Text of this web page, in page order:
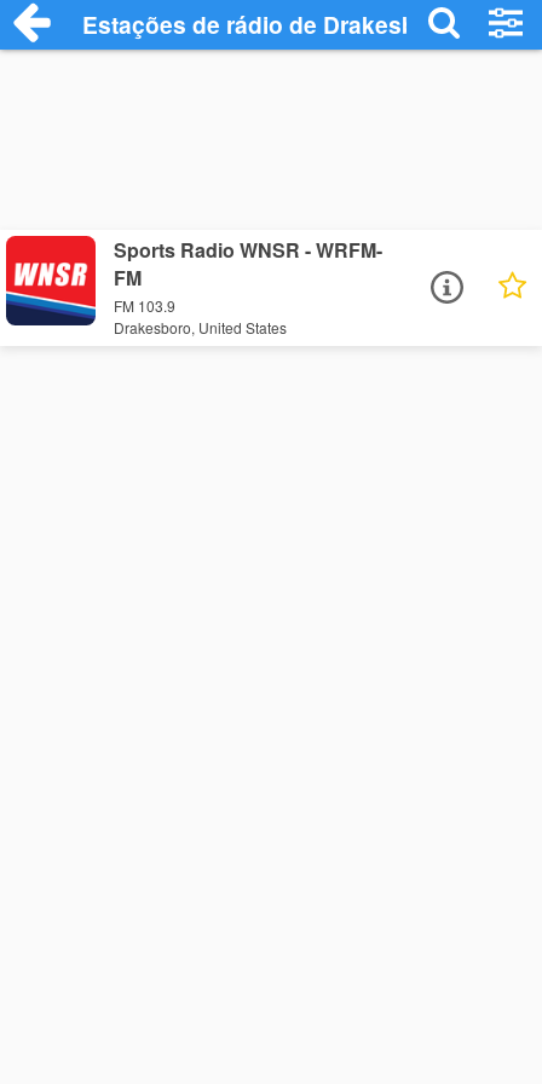
Estações de rádio de Drakesboro - Ouça
Sports Radio WNSR - WRFM-
FM
FM 103.9
Drakesboro, United States